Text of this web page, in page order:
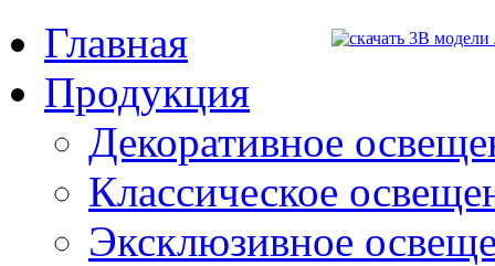
Главная
Продукция
Декоративное
Классическое
Эксклюзивное